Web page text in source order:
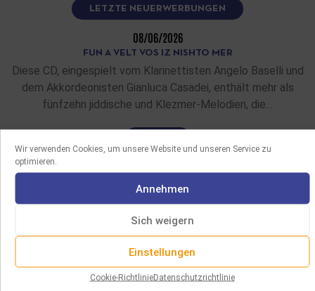
Wir verwenden Cookies, um unsere Website und unseren Service zu
optimieren.
Annehmen
Sich weigern
Einstellungen
Cookie-RichtlinieDatenschutzrichtlinie
LETZTE NEUERWERBUNGEN
08/06/2026
FUN A VELT VOS IZ NISHTO MER
Diese CD, eingespielt vom Klarinettisten Angelo Baselli und
dem Akkordeonisten Gianluca Casadei, enthält mehr als
fünfzehn jiddische und Klezmer-Melodien, die…